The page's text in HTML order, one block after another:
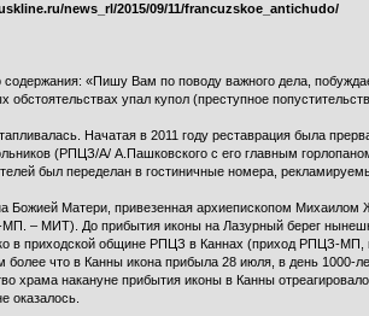
news_rl/2015/09/11/francuzskoe_antichudo/
«Пишу Вам по поводу важного дела,
упал купол (преступное
Начатая в 2011 году реставрация была
(РПЦЗ/А/ А.Пашковского с его главным
был переделан в гостиничные номера,
Божией Матери, привезенная архиепископом
– МИТ). До прибытия иконы на Лазурный берег
в приходской общине РПЦЗ в Каннах (приход РПЦЗ-МП,
что в Канны икона прибыла 28 июля, в день 1000-
храма накануне прибытия иконы в Канны
оказалось.